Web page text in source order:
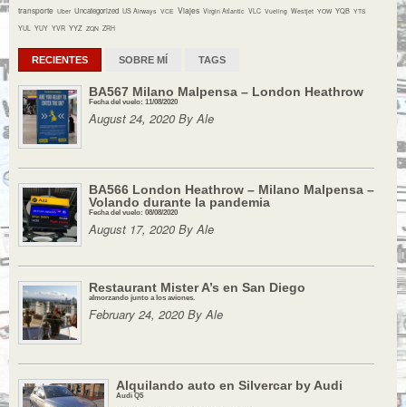
transporte Uber Uncategorized US Airways VCE Viajes Virgin Atlantic VLC Vueling Westjet YOW YQB YTS
YUL YUY YVR YYZ ZQN ZRH
RECIENTES SOBRE MÍ TAGS
BA567 Milano Malpensa – London Heathrow
Fecha del vuelo: 11/08/2020
August 24, 2020 By Ale
BA566 London Heathrow – Milano Malpensa –
Volando durante la pandemia
Fecha del vuelo: 08/08/2020
August 17, 2020 By Ale
Restaurant Mister A’s en San Diego
almorzando junto a los aviones.
February 24, 2020 By Ale
Alquilando auto en Silvercar by Audi
Audi Q5